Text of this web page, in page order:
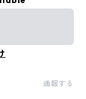
通報する